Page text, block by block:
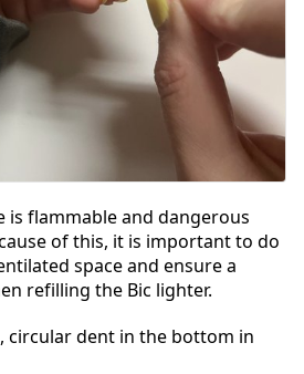
is flammable and dangerous
of this, it is important to do
space and ensure a
refilling the Bic lighter.
circular dent in the bottom in